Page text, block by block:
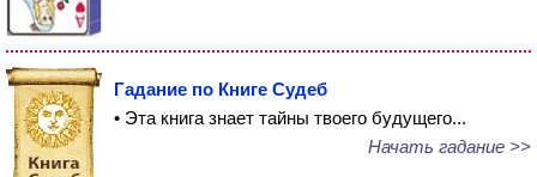
Гадание по Книге Судеб
• Эта книга знает тайны твоего будущего...
Начать гадание >>